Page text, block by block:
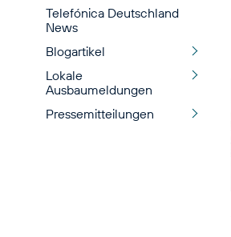
Telefónica Deutschland
News
Blogartikel
Lokale
Ausbaumeldungen
Pressemitteilungen